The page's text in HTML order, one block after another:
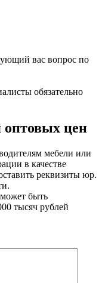
вас вопрос по
обязательно
оптовых цен
мебели или
в качестве
реквизиты юр.
быть
тысяч рублей